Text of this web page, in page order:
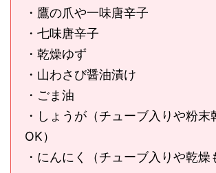
・鷹の爪や一味唐辛子
・七味唐辛子
・乾燥ゆず
・山わさび醤油漬け
・ごま油
・しょうが（チューブ入りや粉末
OK）
・にんにく（チューブ入りや乾燥